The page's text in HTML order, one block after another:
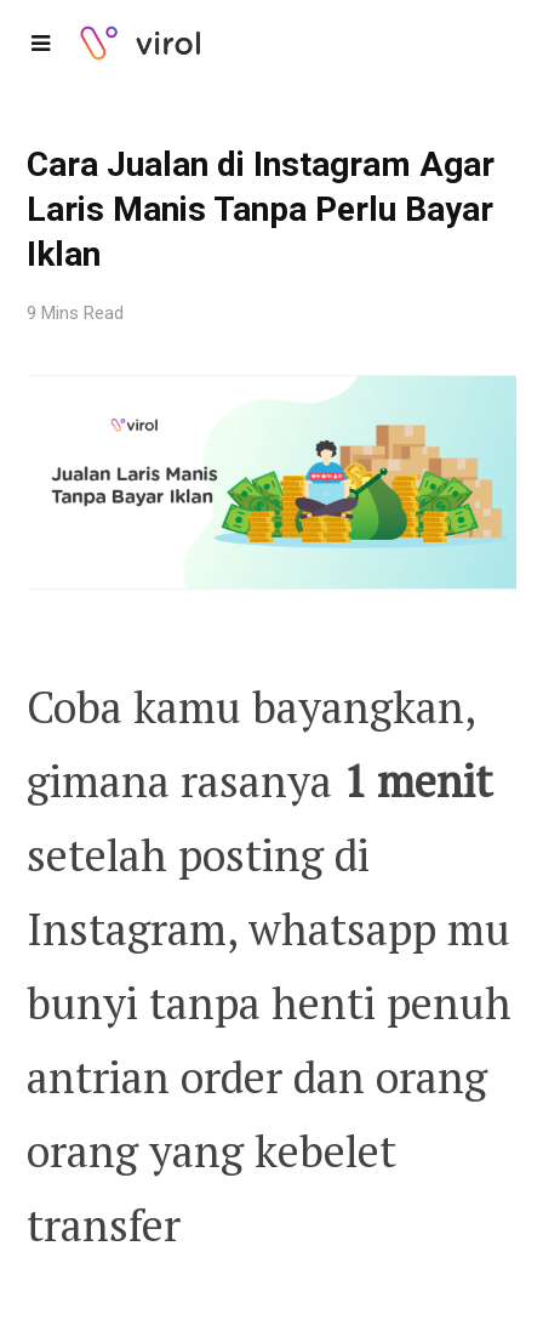
Cara Jualan di Instagram Agar
Laris Manis Tanpa Perlu Bayar
Iklan
9 Mins Read
Coba kamu bayangkan,
gimana rasanya 1 menit
setelah posting di
Instagram, whatsapp mu
bunyi tanpa henti penuh
antrian order dan orang
orang yang kebelet
transfer